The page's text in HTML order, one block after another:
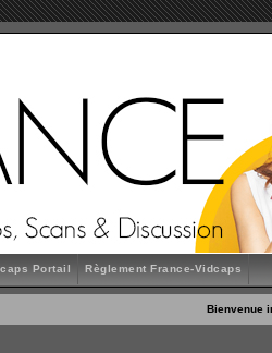
Portail Règlement France-Vidcaps
Bienvenue